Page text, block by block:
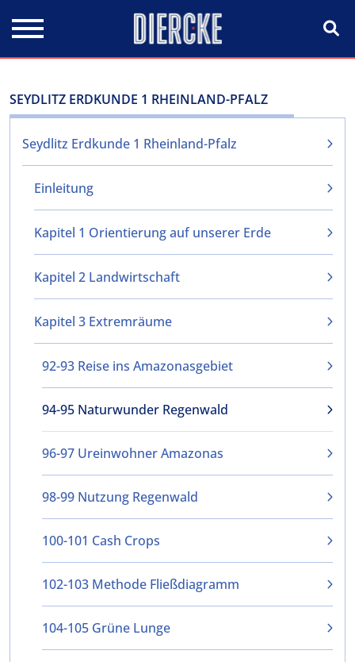
SEYDLITZ ERDKUNDE 1 RHEINLAND-PFALZ
Seydlitz Erdkunde 1 Rheinland-Pfalz
Einleitung
Kapitel 1 Orientierung auf unserer Erde
Kapitel 2 Landwirtschaft
Kapitel 3 Extremräume
92-93 Reise ins Amazonasgebiet
94-95 Naturwunder Regenwald
96-97 Ureinwohner Amazonas
98-99 Nutzung Regenwald
100-101 Cash Crops
102-103 Methode Fließdiagramm
104-105 Grüne Lunge